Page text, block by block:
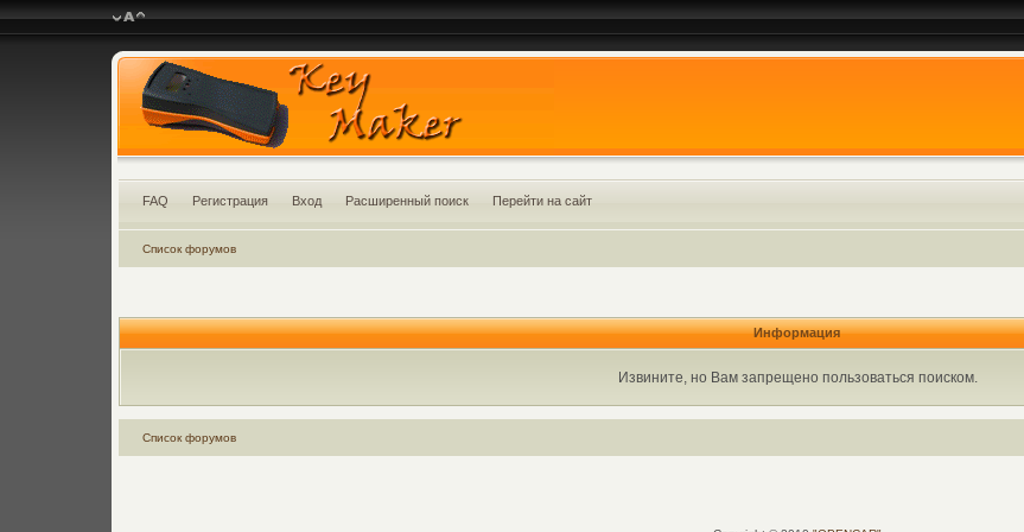
FAQ Регистрация Вход Расширенный поиск Перейти на сайт
Список форумов
Информация
Извините, но Вам запрещено пользоваться поиском.
Список форумов